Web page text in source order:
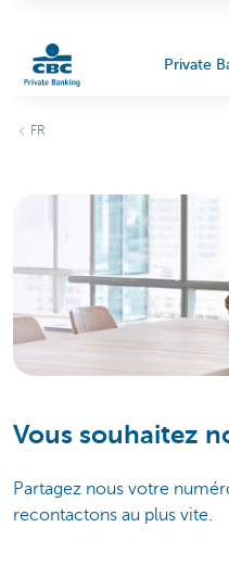
Private
FR
Vous souhaitez
Partagez nous votre
recontactons au plus vite.